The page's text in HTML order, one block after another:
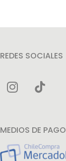
REDES SOCIALES
MEDIOS DE PAGO